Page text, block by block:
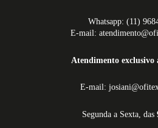
Whatsapp: (11)
E-mail:
Atendimento exclusivo
E-mail:
Segunda a Sexta, das